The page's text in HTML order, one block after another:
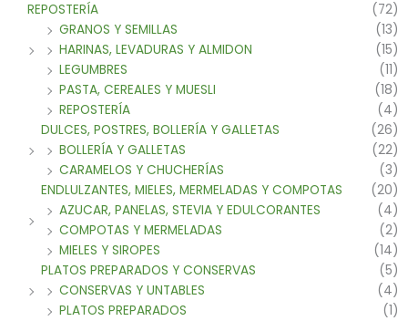
REPOSTERÍA
(72)
GRANOS Y SEMILLAS
(13)
HARINAS, LEVADURAS Y ALMIDON
(15)
LEGUMBRES
(11)
PASTA, CEREALES Y MUESLI
(18)
REPOSTERÍA
(4)
DULCES, POSTRES, BOLLERÍA Y GALLETAS
(26)
BOLLERÍA Y GALLETAS
(22)
CARAMELOS Y CHUCHERÍAS
(3)
ENDLULZANTES, MIELES, MERMELADAS Y COMPOTAS
(20)
AZUCAR, PANELAS, STEVIA Y EDULCORANTES
(4)
COMPOTAS Y MERMELADAS
(2)
MIELES Y SIROPES
(14)
PLATOS PREPARADOS Y CONSERVAS
(5)
CONSERVAS Y UNTABLES
(4)
PLATOS PREPARADOS
(1)